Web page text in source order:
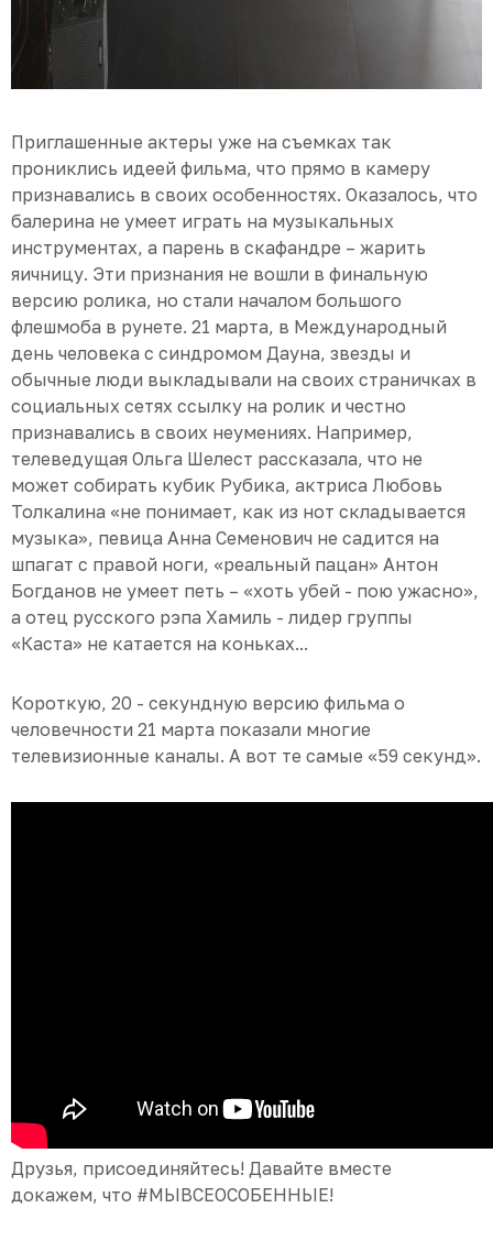
Приглашенные актеры уже на съемках так
прониклись идеей фильма, что прямо в камеру
признавались в своих особенностях. Оказалось, что
балерина не умеет играть на музыкальных
инструментах, а парень в скафандре – жарить
яичницу. Эти признания не вошли в финальную
версию ролика, но стали началом большого
флешмоба в рунете. 21 марта, в Международный
день человека с синдромом Дауна, звезды и
обычные люди выкладывали на своих страничках в
социальных сетях ссылку на ролик и честно
признавались в своих неумениях. Например,
телеведущая Ольга Шелест рассказала, что не
может собирать кубик Рубика, актриса Любовь
Толкалина «не понимает, как из нот складывается
музыка», певица Анна Семенович не садится на
шпагат с правой ноги, «реальный пацан» Антон
Богданов не умеет петь – «хоть убей - пою ужасно»,
а отец русского рэпа Хамиль - лидер группы
«Каста» не катается на коньках...
Короткую, 20 - секундную версию фильма о
человечности 21 марта показали многие
телевизионные каналы. А вот те самые «59 секунд».
Друзья, присоединяйтесь! Давайте вместе
докажем, что #МЫВСЕОСОБЕННЫЕ!